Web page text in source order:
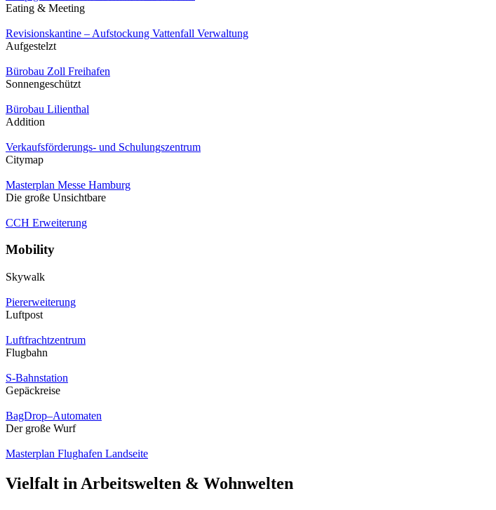
Eating & Meeting
Revisionskantine – Aufstockung Vattenfall Verwaltung
Aufgestelzt
Bürobau Zoll Freihafen
Sonnengeschützt
Bürobau Lilienthal
Addition
Verkaufsförderungs- und Schulungszentrum
Citymap
Masterplan Messe Hamburg
Die große Unsichtbare
CCH Erweiterung
Mobility
Skywalk
Piererweiterung
Luftpost
Luftfrachtzentrum
Flugbahn
S-Bahnstation
Gepäckreise
BagDrop–Automaten
Der große Wurf
Masterplan Flughafen Landseite
Vielfalt in Arbeitswelten & Wohnwelten